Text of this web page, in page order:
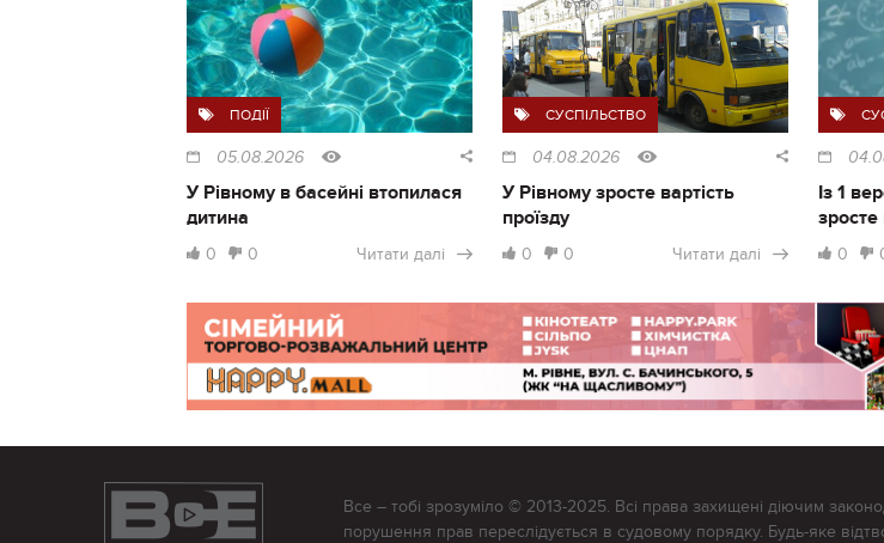
ПОДІЇ
05.08.2026
У Рівному в басейні втопилася
дитина
0 0 Читати далі
СУСПІЛЬСТВО
04.08.2026
У Рівному зросте вартість
проїзду
0 0 Читати далі
Із 1
зросте
0
Все – тобі зрозуміло © 2013-2025. Всі права захищені діючим
порушення прав переслідується в судовому порядку. Будь-яке